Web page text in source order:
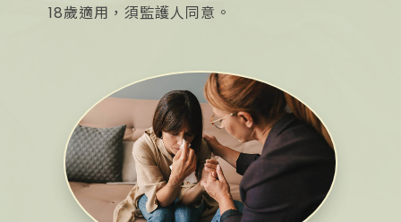
18歲適用，須監護人同意。